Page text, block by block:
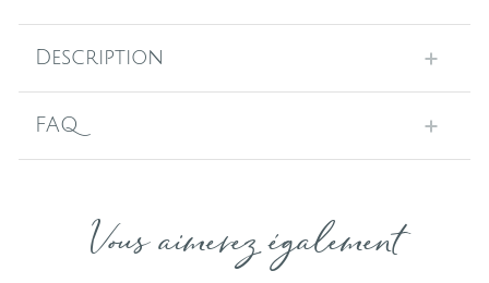
Description
FAQ
Vous aimerez également